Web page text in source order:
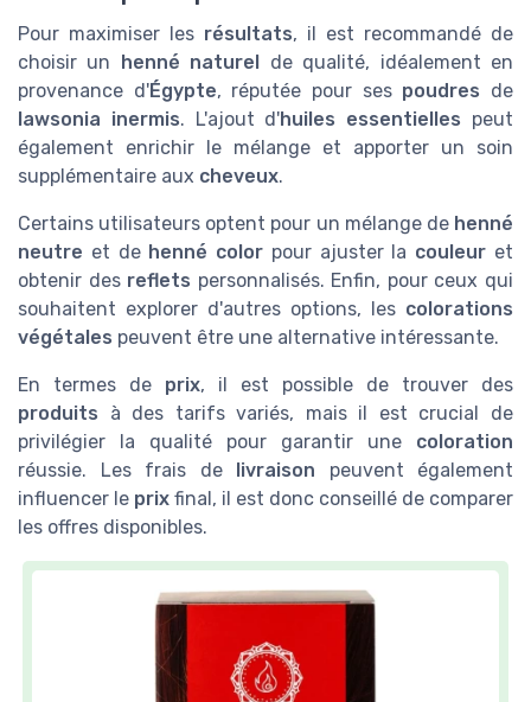
Pour maximiser les résultats, il est recommandé de
choisir un henné naturel de qualité, idéalement en
provenance d'Égypte, réputée pour ses poudres de
lawsonia inermis. L'ajout d'huiles essentielles peut
également enrichir le mélange et apporter un soin
supplémentaire aux cheveux.
Certains utilisateurs optent pour un mélange de henné
neutre et de henné color pour ajuster la couleur et
obtenir des reflets personnalisés. Enfin, pour ceux qui
souhaitent explorer d'autres options, les colorations
végétales peuvent être une alternative intéressante.
En termes de prix, il est possible de trouver des
produits à des tarifs variés, mais il est crucial de
privilégier la qualité pour garantir une coloration
réussie. Les frais de livraison peuvent également
influencer le prix final, il est donc conseillé de comparer
les offres disponibles.